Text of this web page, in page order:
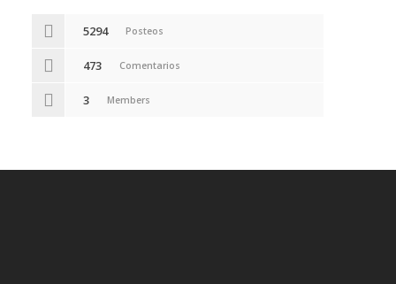
5294 Posteos
473 Comentarios
3 Members